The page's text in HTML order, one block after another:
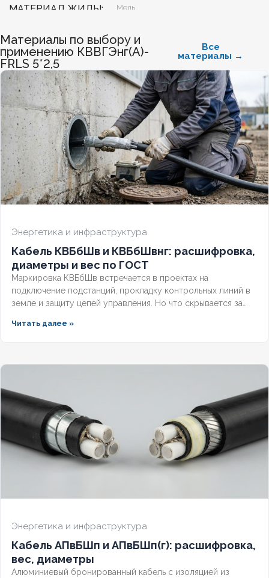
МАТЕРИАЛ ЖИЛЫ Медь
БЕЗГАЛОГЕННЫЙ Нет
ХЛАДОСТОЙКИЙ Нет
СЕЧЕНИЕ ТПЖ 2,5
ОГНЕСТОЙКИЙ Да
НАЛИЧИЕ ЭКРАНА Да
КОЛИЧЕСТВО ЖИЛ 4
Материалы по выбору и
применению КВВГЭнг(А)-
FRLS 5*2,5
Все
материалы →
Энергетика и инфраструктура
Кабель КВБбШв и КВБбШвнг: расшифровка,
диаметры и вес по ГОСТ
Маркировка КВБбШв встречается в проектах на
подключение подстанций, прокладку контрольных линий в
земле и защиту цепей управления. Но что скрывается за
чем версия с индексом нг отличается от базовой?
бронированного контрольного кабеля.
Читать далее »
Энергетика и инфраструктура
Кабель АПвБШп и АПвБШп(г): расшифровка,
вес, диаметры
Алюминиевый бронированный кабель с изоляцией из